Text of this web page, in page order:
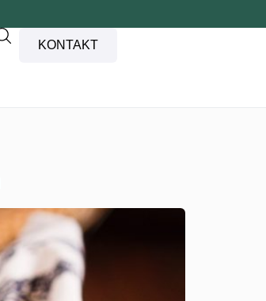
KONTAKT